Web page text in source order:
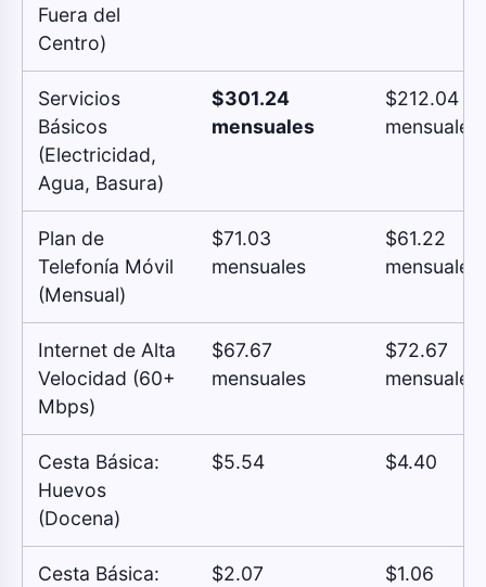
Fuera del
Centro)
Servicios
Básicos
(Electricidad,
Agua, Basura)
$301.24
mensuales
$212.04
mensuales
Plan de
Telefonía Móvil
(Mensual)
$71.03
mensuales
$61.22
mensuales
Internet de Alta
Velocidad (60+
Mbps)
$67.67
mensuales
$72.67
mensuales
Cesta Básica:
Huevos
(Docena)
$5.54 $4.40
Cesta Básica: $2.07 $1.06